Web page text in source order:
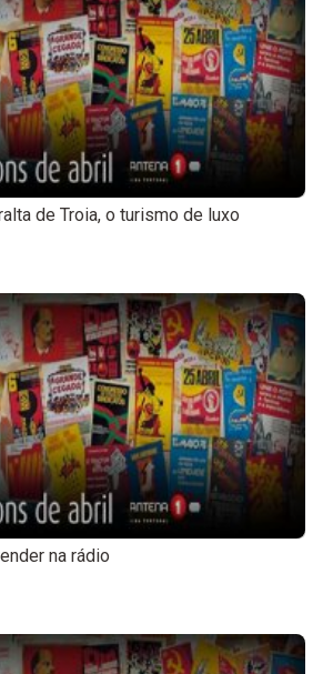
de Troia, o turismo de luxo
na rádio